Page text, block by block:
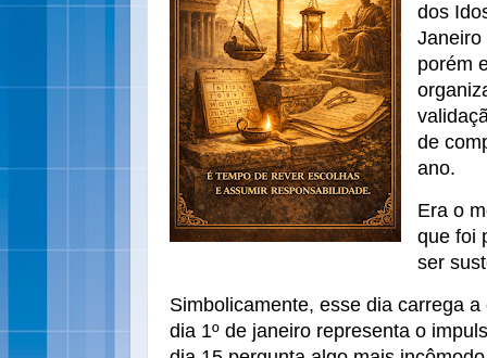
dos
Janeiro
porém
de
ano.
Era o
que foi
ser
Simbolicamente, esse dia carrega
dia 1º de janeiro representa o